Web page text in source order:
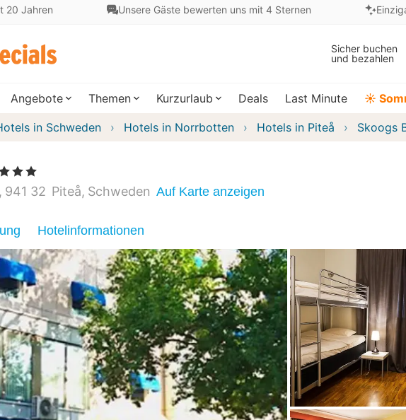
20 Jahren Unsere Gäste bewerten uns mit 4 Sternen
Sicher buchen
und bezahlen
Angebote Themen Kurzurlaub Deals Last Minute ☀️
in Schweden Hotels in Norrbotten Hotels in Piteå Skoogs
3 Sterne
941 32 Piteå Schweden Auf Karte anzeigen
Hotelinformationen